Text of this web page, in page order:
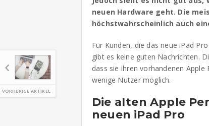
VORHERIGE ARTIKEL
neuen Hardware geht. Die
höchstwahrscheinlich auch
Für Kunden, die das neue iPad
gibt es keine guten Nachrichten.
dass sie ihren vorhandenen
wenige Nutzer möglich.
Die alten Apple
neuen iPad Pro